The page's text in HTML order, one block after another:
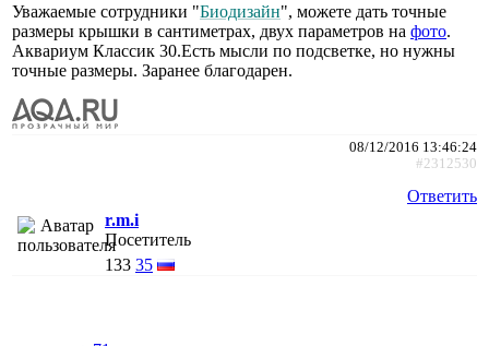
Уважаемые сотрудники "Биодизайн", можете дать точные
размеры крышки в сантиметрах, двух параметров на фото.
Аквариум Классик 30.Есть мысли по подсветке, но нужны
точные размеры. Заранее благодарен.
08/12/2016 13:46:24
#2312530
Ответить
r.m.i
Посетитель
133 35